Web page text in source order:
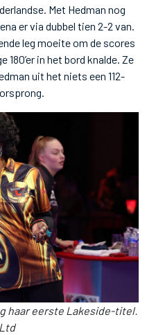
Met Hedman nog
er via dubbel tien 2-2 van.
leg moeite om de scores
in het bord knalde. Ze
uit het niets een 112-
haar eerste Lakeside-titel.